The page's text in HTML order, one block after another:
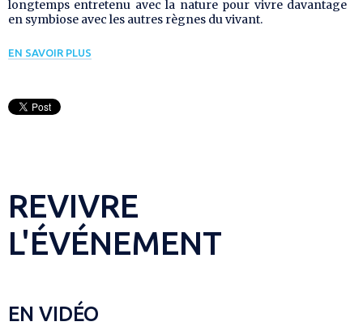
longtemps entretenu avec la nature pour vivre davantage
en symbiose avec les autres règnes du vivant.
EN SAVOIR PLUS
REVIVRE
L'ÉVÉNEMENT
EN VIDÉO